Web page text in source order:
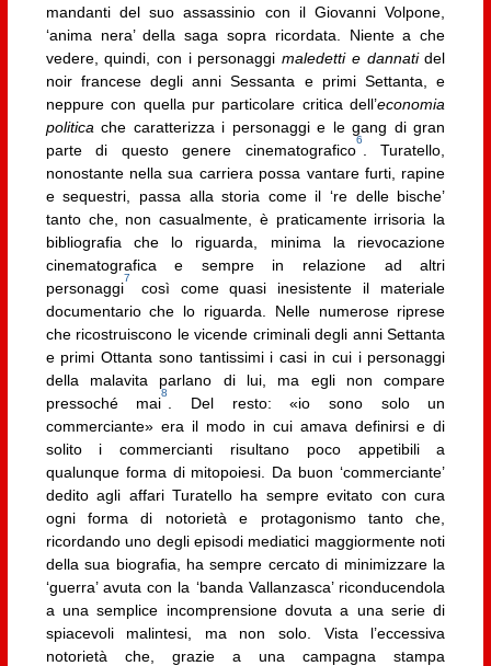
mandanti del suo assassinio con il Giovanni Volpone,
‘anima nera’ della saga sopra ricordata. Niente a che
vedere, quindi, con i personaggimaledetti e dannatidel
noir francese degli anni Sessanta e primi Settanta, e
neppure con quella pur particolare critica dell’economia
politica che caratterizza i personaggi e le gang di gran
parte di questo genere cinematografico
6
. Turatello,
nonostante nella sua carriera possa vantare furti, rapine
e sequestri, passa alla storia come il ‘re delle bische’
tanto che, non casualmente, è praticamente irrisoria la
bibliografia che lo riguarda, minima la rievocazione
cinematografica e sempre in relazione ad altri
personaggi
7
così come quasi inesistente il materiale
documentario che lo riguarda. Nelle numerose riprese
che ricostruiscono le vicende criminali degli anni Settanta
e primi Ottanta sono tantissimi i casi in cui i personaggi
della malavita parlano di lui, ma egli non compare
pressoché mai
8
. Del resto: «io sono solo un
commerciante» era il modo in cui amava definirsi e di
solito i commercianti risultano poco appetibili a
qualunque forma di mitopoiesi. Da buon ‘commerciante’
dedito agli affari Turatello ha sempre evitato con cura
ogni forma di notorietà e protagonismo tanto che,
ricordando uno degli episodi mediatici maggiormente noti
della sua biografia, ha sempre cercato di minimizzare la
‘guerra’ avuta con la ‘banda Vallanzasca’ riconducendola
a una semplice incomprensione dovuta a una serie di
spiacevoli malintesi, ma non solo. Vista l’eccessiva
notorietà che, grazie a una campagna stampa